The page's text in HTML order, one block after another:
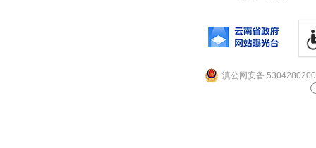
滇公网安备